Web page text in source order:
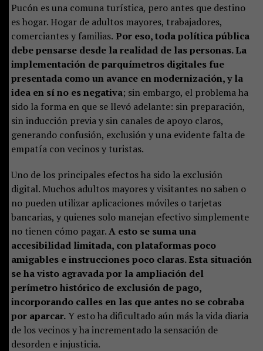
Pucón es una comuna turística, pero antes que destino
es hogar. Hogar de adultos mayores, trabajadores,
comerciantes y familias. Por eso, toda política pública
debe pensarse desde la realidad de las personas. La
implementación de parquímetros digitales fue
presentada como un avance en modernización, y la
idea en sí no es negativa; sin embargo, el problema ha
sido la forma en que se llevó adelante: sin preparación,
sin inducción previa y sin canales de apoyo claros,
generando confusión, exclusión y una evidente falta de
empatía con vecinos y turistas.
Uno de los principales efectos ha sido la exclusión
digital. Muchos adultos mayores y visitantes no saben o
no pueden utilizar aplicaciones móviles o tarjetas
bancarias, y quienes solo manejan efectivo simplemente
no tienen cómo pagar.A esto se suma una
accesibilidad limitada, con plataformas poco
amigables e instrucciones poco claras. Esta situación
se ha visto agravada por la ampliación del
perímetro histórico de exclusión de pago,
incorporando calles en las que antes no se cobraba
por aparcar.Y esto ha dificultado aún más la vida diaria
de los vecinos y ha incrementado la sensación de
desorden e injusticia.